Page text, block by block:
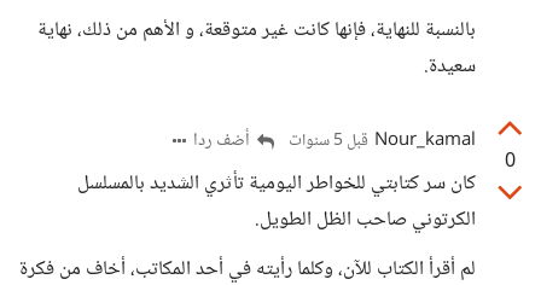
بالنسبة للنهاية، فإنها كانت غير متوقعة، و الأهم من ذلك، نهاية
سعيدة.
0
Nour_kamal قبل 5 سنوات أضف ردا
كان سر كتابتي للخواطر اليومية تأثري الشديد بالمسلسل
الكرتوني صاحب الظل الطويل.
لم أقرأ الكتاب للآن، وكلما رأيته في أحد المكاتب، أخاف من فكرة